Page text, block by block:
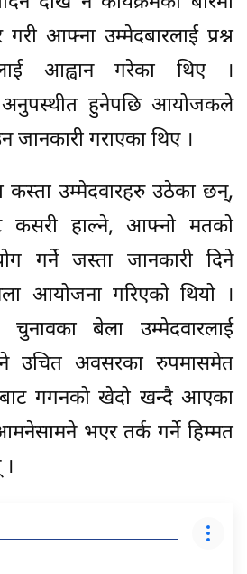
गरी आफ्ना उम्मेदबारलाई प्रश्न
आह्वान गरेका थिए ।
अनुपस्थीत हुनेपछि आयोजकले
जानकारी गराएका थिए ।
कस्ता उम्मेदवारहरु उठेका छन्,
कसरी हाल्ने, आफ्नो मतको
गर्ने जस्ता जानकारी दिने
आयोजना गरिएको थियो ।
चुनावका बेला उम्मेदवारलाई
उचित अवसरका रुपमासमेत
गगनको खेदो खन्दै आएका
भएर तर्क गर्ने हिम्मत